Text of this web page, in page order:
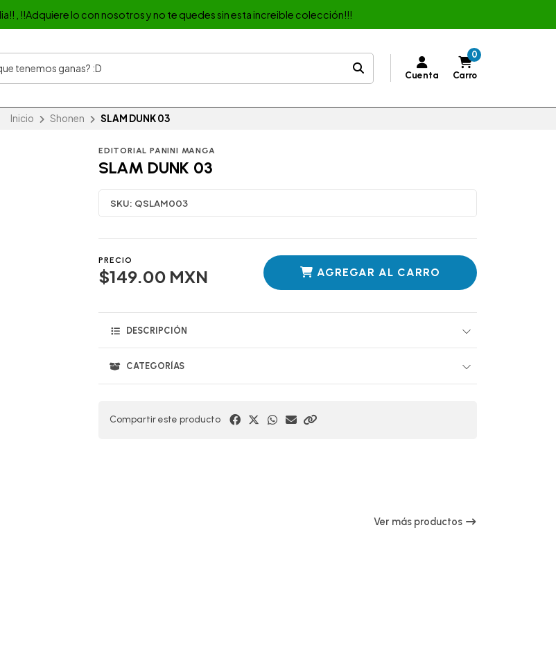
, !!Adquiere lo con nosotros y no te quedes sin esta increible colección!!!
Cuenta
0
Carro
Inicio Shonen SLAM DUNK 03
EDITORIAL PANINI MANGA
SLAM DUNK 03
SKU: QSLAM003
PRECIO
$149.00 MXN AGREGAR AL CARRO
DESCRIPCIÓN
CATEGORÍAS
Compartir este producto
Ver más productos